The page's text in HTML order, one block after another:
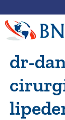
dr-